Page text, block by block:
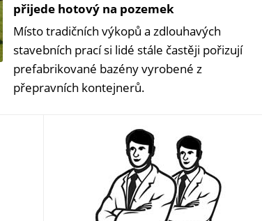
přijede hotový na pozemek
Místo tradičních výkopů a zdlouhavých
stavebních prací si lidé stále častěji pořizují
prefabrikované bazény vyrobené z
přepravních kontejnerů.